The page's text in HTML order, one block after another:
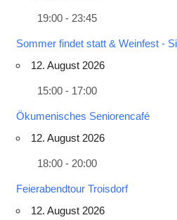
19:00 - 23:45
Sommer findet statt & Weinfest -
12. August 2026
15:00 - 17:00
Ökumenisches Seniorencafé
12. August 2026
18:00 - 20:00
Feierabendtour Troisdorf
12. August 2026